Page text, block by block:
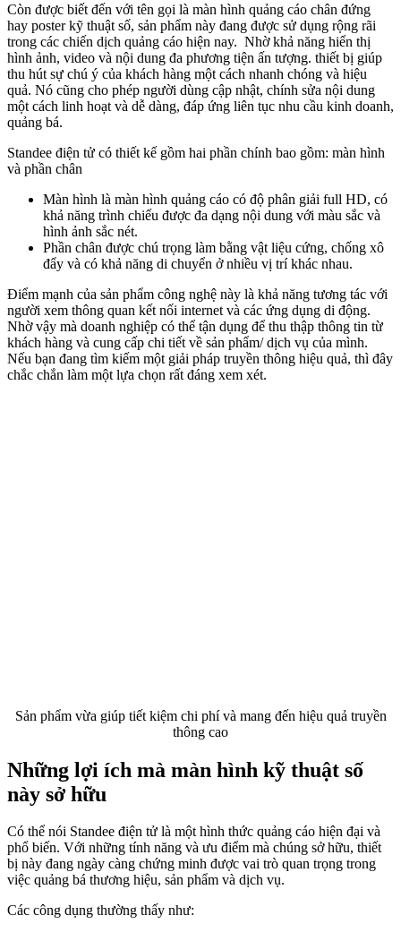
Còn được biết đến với tên gọi là màn hình quảng cáo chân đứng
hay poster kỹ thuật số, sản phẩm này đang được sử dụng rộng rãi
trong các chiến dịch quảng cáo hiện nay. Nhờ khả năng hiển thị
hình ảnh, video và nội dung đa phương tiện ấn tượng. thiết bị giúp
thu hút sự chú ý của khách hàng một cách nhanh chóng và hiệu
quả. Nó cũng cho phép người dùng cập nhật, chính sửa nội dung
một cách linh hoạt và dễ dàng, đáp ứng liên tục nhu cầu kinh doanh,
quảng bá.
Standee điện tử có thiết kế gồm hai phần chính bao gồm: màn hình
và phần chân
Màn hình là màn hình quảng cáo có độ phân giải full HD, có
khả năng trình chiếu được đa dạng nội dung với màu sắc và
hình ảnh sắc nét.
Phần chân được chú trọng làm bằng vật liệu cứng, chống xô
đẩy và có khả năng di chuyển ở nhiều vị trí khác nhau.
Điểm mạnh của sản phẩm công nghệ này là khả năng tương tác với
người xem thông quan kết nối internet và các ứng dụng di động.
Nhờ vậy mà doanh nghiệp có thể tận dụng để thu thập thông tin từ
khách hàng và cung cấp chi tiết về sản phẩm/ dịch vụ của mình.
Nếu bạn đang tìm kiếm một giải pháp truyền thông hiệu quả, thì đây
chắc chắn làm một lựa chọn rất đáng xem xét.
Sản phẩm vừa giúp tiết kiệm chi phí và mang đến hiệu quả truyền
thông cao
Những lợi ích mà màn hình kỹ thuật số
này sở hữu
Có thể nói Standee điện tử là một hình thức quảng cáo hiện đại và
phổ biến. Với những tính năng và ưu điểm mà chúng sở hữu, thiết
bị này đang ngày càng chứng minh được vai trò quan trọng trong
việc quảng bá thương hiệu, sản phẩm và dịch vụ.
Các công dụng thường thấy như: